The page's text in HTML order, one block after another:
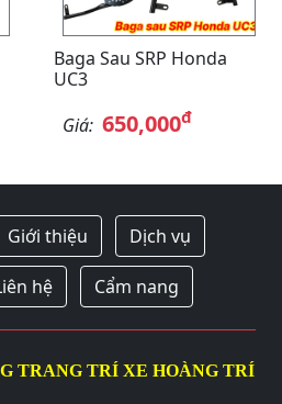
Baga Sau SRP Honda
UC3
Giá: 650,000đ
Giới thiệu Dịch vụ
hệ Cẩm nang
TRANG TRÍ XE HOÀNG TRÍ